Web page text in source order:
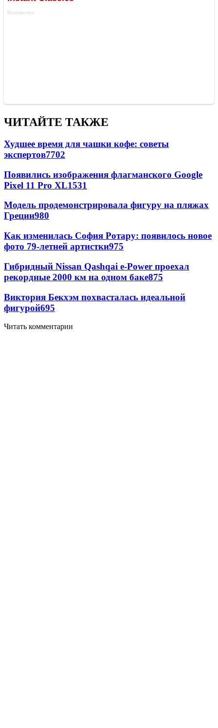
ЧИТАЙТЕ ТАКЖЕ
Худшее время для чашки кофе: советы
экспертов7702
Появились изображения флагманского Google
Pixel 11 Pro XL1531
Модель продемонстрировала фигуру на пляжах
Греции980
Как изменилась София Ротару: появилось новое
фото 79-летней артистки975
Гибридный Nissan Qashqai e-Power проехал
рекордные 2000 км на одном баке875
Виктория Бекхэм похвасталась идеальной
фигурой695
Читать комментарии